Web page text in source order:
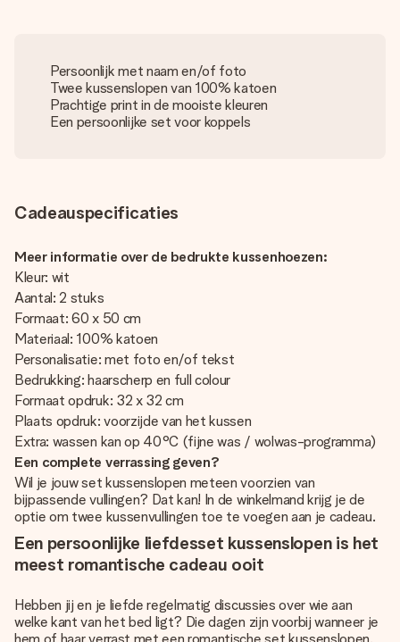
Persoonlijk met naam en/of foto
Twee kussenslopen van 100% katoen
Prachtige print in de mooiste kleuren
Een persoonlijke set voor koppels
Cadeauspecificaties
Meer informatie over de bedrukte kussenhoezen:
Kleur: wit
Aantal: 2 stuks
Formaat: 60 x 50 cm
Materiaal: 100% katoen
Personalisatie: met foto en/of tekst
Bedrukking: haarscherp en full colour
Formaat opdruk: 32 x 32 cm
Plaats opdruk: voorzijde van het kussen
Extra: wassen kan op 40°C (fijne was / wolwas-programma)
Een complete verrassing geven?
Wil je jouw set kussenslopen meteen voorzien van
bijpassende vullingen? Dat kan! In de winkelmand krijg je de
optie om twee kussenvullingen toe te voegen aan je cadeau.
Een persoonlijke liefdesset kussenslopen is het
meest romantische cadeau ooit
Hebben jij en je liefde regelmatig discussies over wie aan
welke kant van het bed ligt? Die dagen zijn voorbij wanneer je